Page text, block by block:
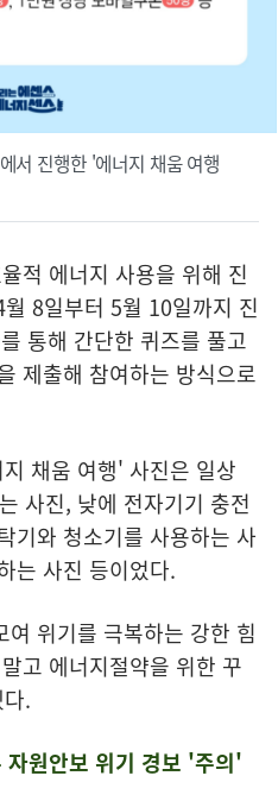
서 진행한 '에너지 채움 여행
적 에너지 사용을 위해 진
8일부터 5월 10일까지 진
통해 간단한 퀴즈를 풀고
제출해 참여하는 방식으로
채움 여행' 사진은 일상
사진, 낮에 전자기기 충전
기와 청소기를 사용하는 사
는 사진 등이었다.
위기를 극복하는 강한 힘
고 에너지절약을 위한 꾸
.
자원안보 위기 경보 '주의'